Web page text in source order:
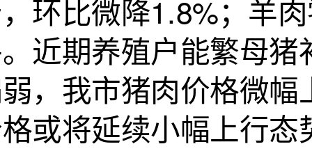
环比微降1.8%；羊
近期养殖户能繁母
，我市猪肉价格微
或将延续小幅上行